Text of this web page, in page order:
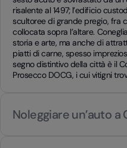
risalente al 1497; l’edificio
scultoree di grande pregio, fra
collocata sopra l’altare.
storia e arte, ma anche di
piatti di carne, spesso
segno distintivo della città è il
Prosecco DOCG, i cui vitigni
Noleggiare un’auto a